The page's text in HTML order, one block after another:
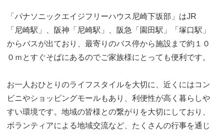
「パナソニックエイジフリーハウス尼崎下坂部」はJR
「尼崎駅」、阪神「尼崎駅」、阪急「園田駅」「塚口駅」
からバスが出ており、最寄りのバス停から施設まで約１０
０ｍとすぐそばにあるのでご家族様にとっても便利です。
お一人おひとりのライフスタイルを大切に、近くにはコン
ビニやショッピングモールもあり、利便性が高く暮らしや
すい環境です。地域の皆様との繋がりを大切にしており、
ボランティアによる地域交流など、たくさんの行事を通じ